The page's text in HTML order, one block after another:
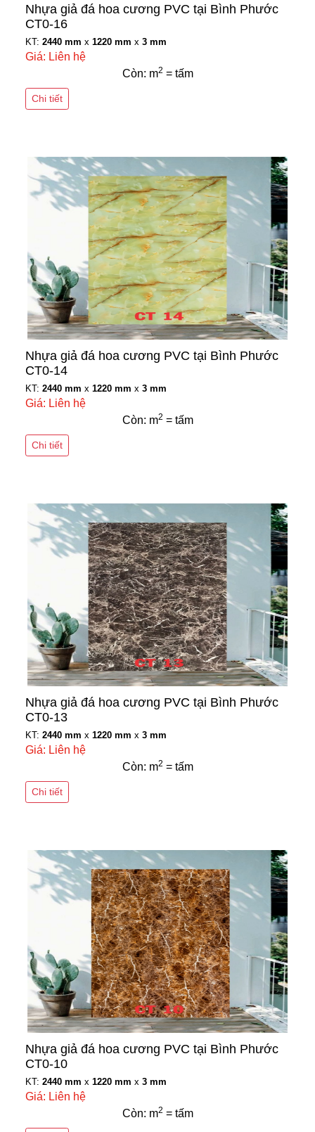
Nhựa giả đá hoa cương PVC tại Bình Phước
CT0-16
KT: 2440 mm x 1220 mm x 3 mm
Giá: Liên hệ
Còn: m2 = tấm
Chi tiết
Nhựa giả đá hoa cương PVC tại Bình Phước
CT0-14
KT: 2440 mm x 1220 mm x 3 mm
Giá: Liên hệ
Còn: m2 = tấm
Chi tiết
Nhựa giả đá hoa cương PVC tại Bình Phước
CT0-13
KT: 2440 mm x 1220 mm x 3 mm
Giá: Liên hệ
Còn: m2 = tấm
Chi tiết
Nhựa giả đá hoa cương PVC tại Bình Phước
CT0-10
KT: 2440 mm x 1220 mm x 3 mm
Giá: Liên hệ
Còn: m2 = tấm